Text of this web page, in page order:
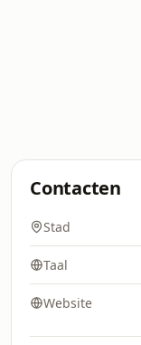
Contacten
Stad
Taal
Website